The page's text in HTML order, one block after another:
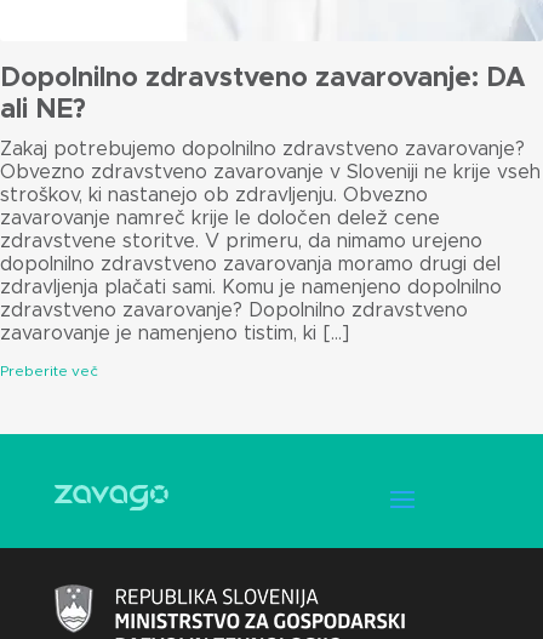
Dopolnilno zdravstveno zavarovanje: DA
ali NE?
Zakaj potrebujemo dopolnilno zdravstveno zavarovanje?
Obvezno zdravstveno zavarovanje v Sloveniji ne krije vseh
stroškov, ki nastanejo ob zdravljenju. Obvezno
zavarovanje namreč krije le določen delež cene
zdravstvene storitve. V primeru, da nimamo urejeno
dopolnilno zdravstveno zavarovanja moramo drugi del
zdravljenja plačati sami. Komu je namenjeno dopolnilno
zdravstveno zavarovanje? Dopolnilno zdravstveno
zavarovanje je namenjeno tistim, ki […]
Preberite več